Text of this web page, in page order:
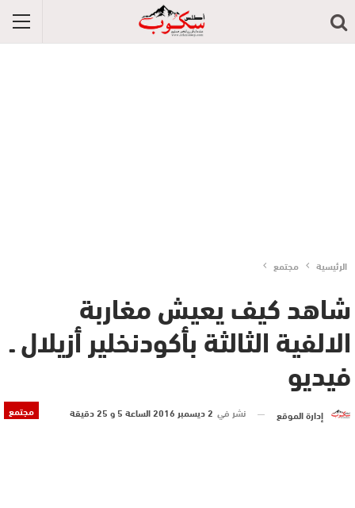
الرئيسية مجتمع
شاهد كيف يعيش مغاربة
الالفية الثالثة بأكودنخلير أزيلال ـ
فيديو
مجتمع إدارة الموقع نشر في 2 ديسمبر 2016 الساعة 5 و 25 دقيقة